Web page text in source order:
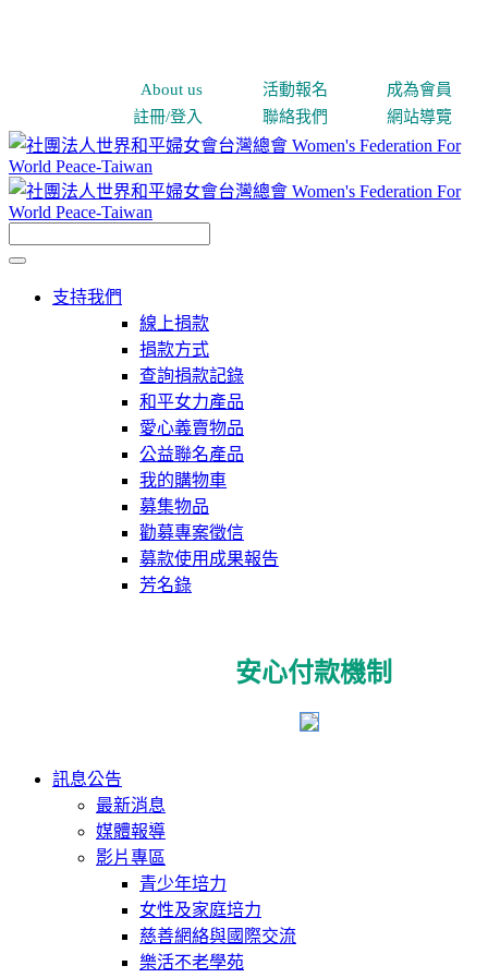
About us 活動報名
成為會員
註冊/登入
聯絡我們 網站導覽
支持我們
線上捐款
捐款方式
查詢捐款記錄
和平女力產品
愛心義賣物品
公益聯名產品
我的購物車
募集物品
勸募專案徵信
募款使用成果報告
芳名錄
安心付款機制
訊息公告
最新消息
媒體報導
影片專區
青少年培力
女性及家庭培力
慈善網絡與國際交流
樂活不老學苑